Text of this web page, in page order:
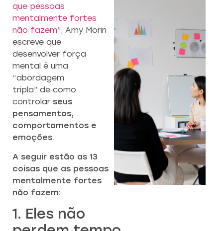
que pessoas
mentalmente fortes
não fazem”, Amy Morin
escreve que
desenvolver força
mental é uma
“abordagem
tripla” de como
controlar seus
pensamentos,
comportamentos e
emoções.
A seguir estão as 13
coisas que as pessoas
mentalmente fortes
não fazem:
1. Eles não